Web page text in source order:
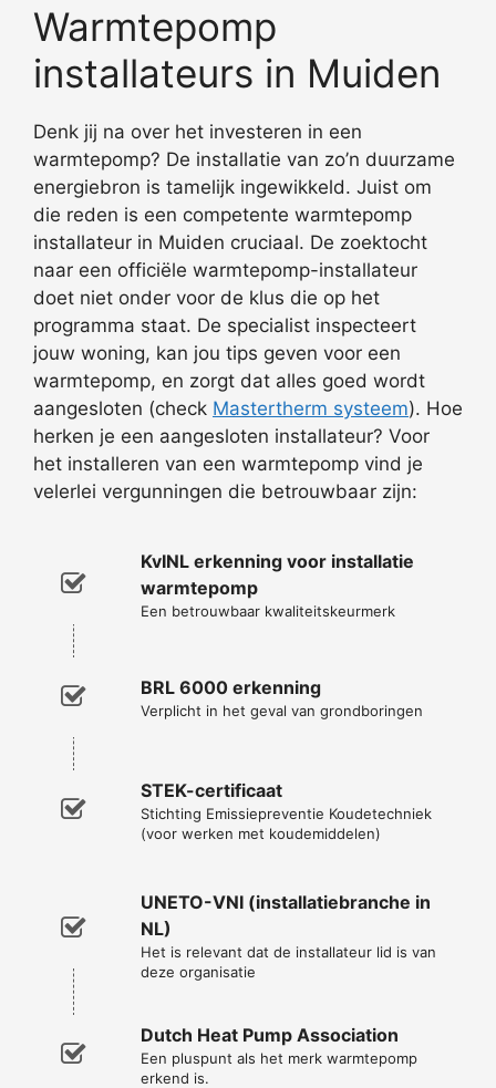
Warmtepomp
installateurs in Muiden
Denk jij na over het investeren in een
warmtepomp? De installatie van zo’n duurzame
energiebron is tamelijk ingewikkeld. Juist om
die reden is een competente warmtepomp
installateur in Muiden cruciaal. De zoektocht
naar een officiële warmtepomp-installateur
doet niet onder voor de klus die op het
programma staat. De specialist inspecteert
jouw woning, kan jou tips geven voor een
warmtepomp, en zorgt dat alles goed wordt
aangesloten (check Mastertherm systeem). Hoe
herken je een aangesloten installateur? Voor
het installeren van een warmtepomp vind je
velerlei vergunningen die betrouwbaar zijn:
KvINL erkenning voor installatie
warmtepomp
Een betrouwbaar kwaliteitskeurmerk
BRL 6000 erkenning
Verplicht in het geval van grondboringen
STEK-certificaat
Stichting Emissiepreventie Koudetechniek
(voor werken met koudemiddelen)
UNETO-VNI (installatiebranche in
NL)
Het is relevant dat de installateur lid is van
deze organisatie
Dutch Heat Pump Association
Een pluspunt als het merk warmtepomp
erkend is.